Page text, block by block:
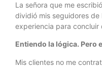
La señora que me
dividió mis seguidores
experiencia para concluir
Entiendo la lógica. Pero
Mis clientes no me